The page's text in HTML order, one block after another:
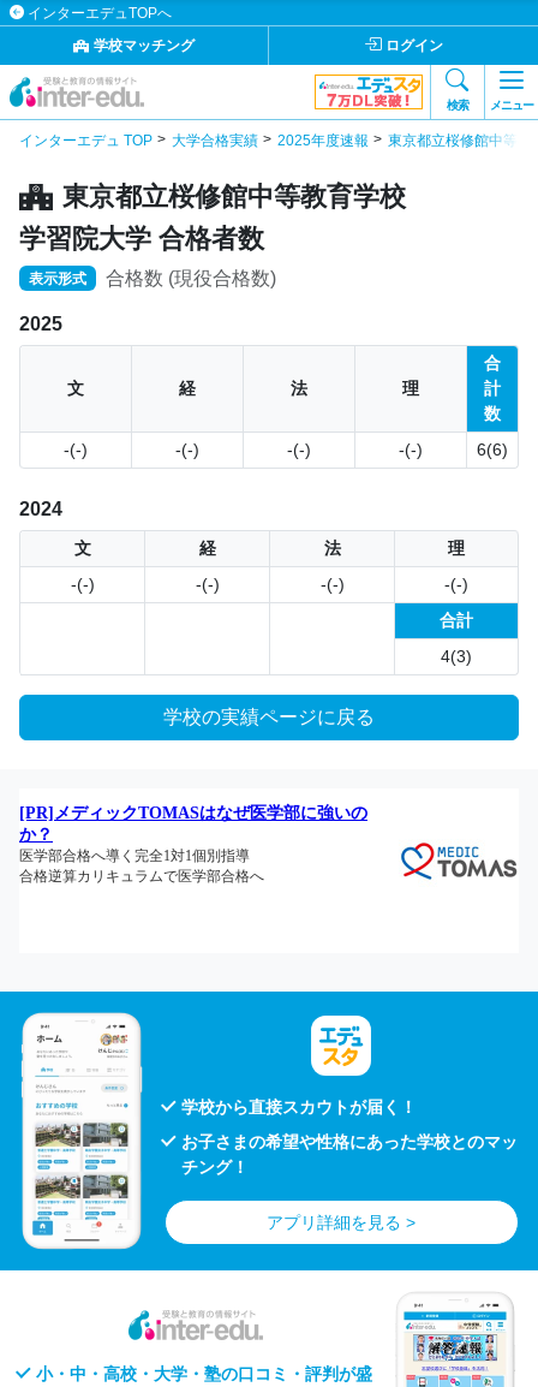
インターエデュTOPへ
学校マッチング
ログイン
検索 メニュー
インターエデュ TOP 大学合格実績 2025年度速報 東京都立桜修館中等教
東京都立桜修館中等教育学校
学習院大学 合格者数
表示形式 合格数 (現役合格数)
2025
文 経 法 理
合
計
数
-(-)
-(-) -(-) -(-) 6(6)
2024
文 経 法
理
-(-)
-(-) -(-)
-(-)
合計
4(3)
学校の実績ページに戻る
学校から直接スカウトが届く！
お子さまの希望や性格にあった学校とのマッ
チング！
アプリ詳細を見る >
小・中・高校・大学・塾の口コミ・評判が盛